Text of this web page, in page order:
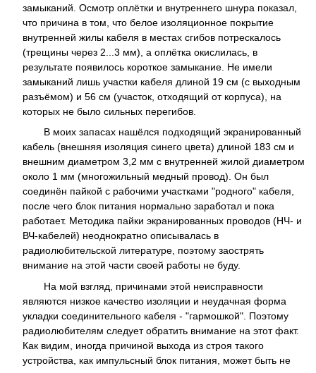
замыканий. Осмотр оплётки и внутреннего шнура показал,
что причина в том, что белое изоляционное покрытие
внутренней жилы кабеля в местах сгибов потрескалось
(трещины через 2...3 мм), а оплётка окислилась, в
результате появилось короткое замыкание. Не имели
замыканий лишь участки кабеля длиной 19 см (с выходным
разъёмом) и 56 см (участок, отходящий от корпуса), на
которых не было сильных перегибов.
В моих запасах нашёлся подходящий экранированный
кабель (внешняя изоляция синего цвета) длиной 183 см и
внешним диаметром 3,2 мм с внутренней жилой диаметром
около 1 мм (многожильный медный провод). Он был
соединён пайкой с рабочими участками "родного" кабеля,
после чего блок питания нормально заработал и пока
работает. Методика пайки экранированных проводов (НЧ- и
ВЧ-кабелей) неоднократно описывалась в
радиолюбительской литературе, поэтому заострять
внимание на этой части своей работы не буду.
На мой взгляд, причинами этой неисправности
являются низкое качество изоляции и неудачная форма
укладки соединительного кабеля - "гармошкой". Поэтому
радиолюбителям следует обратить внимание на этот факт.
Как видим, иногда причиной выхода из строя такого
устройства, как импульсный блок питания, может быть не